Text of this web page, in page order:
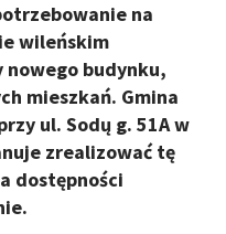
na
wileńskim
budynku,
mieszkań. Gmina
ul. Sodų g. 51A w
zrealizować tę
dostępności